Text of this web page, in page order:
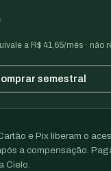
a R$ 41,65/mês · não
semestral
e Pix liberam o
a compensação.
Cielo.